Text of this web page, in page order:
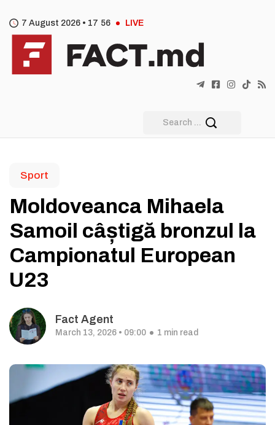
7 August 2026 • 17 56 LIVE
Sport
Moldoveanca Mihaela
Samoil câștigă bronzul la
Campionatul European
U23
Fact Agent
March 13, 2026 • 09:00 1 min read